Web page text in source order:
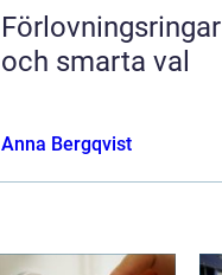
Förlovningsringar symbol, stil
och smarta val
Anna Bergqvist